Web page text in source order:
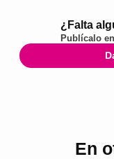
¿Falta
Publícalo en
En